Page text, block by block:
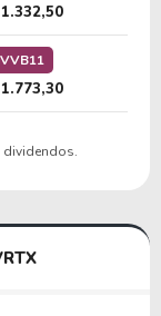
0,00%
dividendos.